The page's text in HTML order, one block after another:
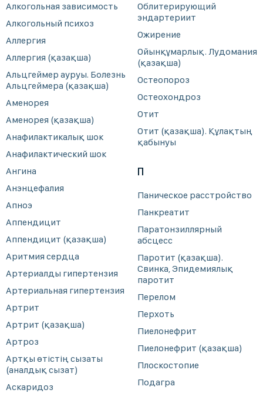
Алкогольная зависимость
Алкогольный психоз
Аллергия
Аллергия (қазақша)
Альцгеймер ауруы. Болезнь
Альцгеймера (қазақша)
Аменорея
Аменорея (қазақша)
Анафилактикалық шок
Анафилактический шок
Ангина
Анэнцефалия
Апноэ
Аппендицит
Аппендицит (қазақша)
Аритмия сердца
Артериалды гипертензия
Артериальная гипертензия
Артрит
Артрит (қазақша)
Артроз
Артқы өтістің сызаты
(аналдық сызат)
Аскаридоз
Облитерирующий
эндартериит
Ожирение
Ойынқұмарлық. Лудомания
(қазақша)
Остеопороз
Остеохондроз
Отит
Отит (қазақша). Құлақтың
қабынуы
П
Паническое расстройство
Панкреатит
Паратонзиллярный
абсцесс
Паротит (қазақша).
Свинка, Эпидемиялық
паротит
Перелом
Перхоть
Пиелонефрит
Пиелонефрит (қазақша)
Плоскостопие
Подагра